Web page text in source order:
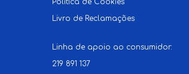
Política de Cookies
Livro de Reclamações
Linha de apoio ao consumidor:
219 891 137